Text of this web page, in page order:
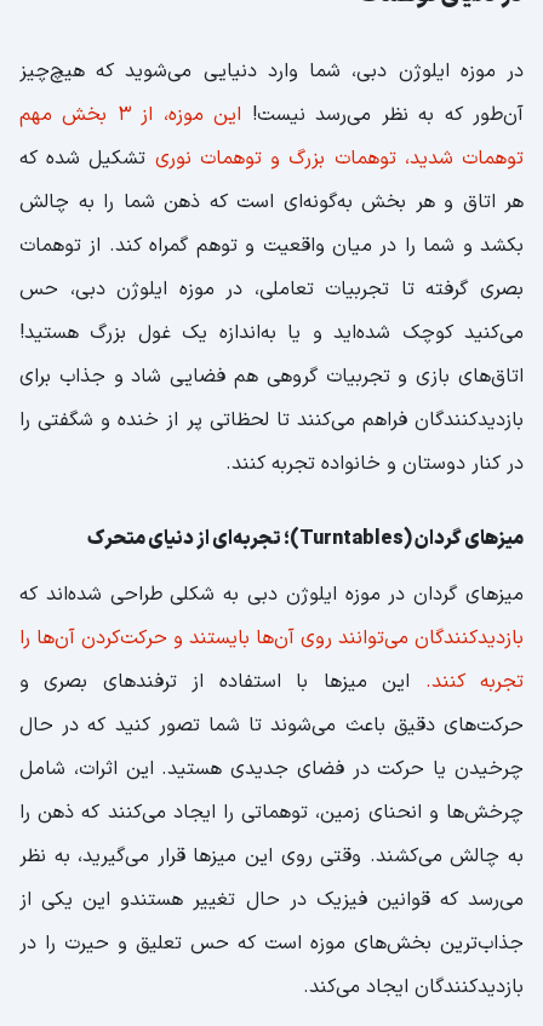
در موزه ایلوژن دبی، شما وارد دنیایی می‌شوید که هیچ‌چیز
آن‌طور که به نظر می‌رسد نیست!
این موزه، از 3 بخش مهم
توهمات شدید، توهمات بزرگ و توهمات نوری تشکیل شده که
هر اتاق و هر بخش به‌گونه‌ای است که ذهن شما را به چالش
بکشد و شما را در میان واقعیت و توهم گمراه کند. از توهمات
بصری گرفته تا تجربیات تعاملی، در موزه ایلوژن دبی، حس
می‌کنید کوچک شده‌اید و یا به‌اندازه یک غول بزرگ هستید!
اتاق‌های بازی و تجربیات گروهی هم فضایی شاد و جذاب برای
بازدیدکنندگان فراهم می‌کنند تا لحظاتی پر از خنده و شگفتی را
در کنار دوستان و خانواده تجربه کنند.
میزهای گردان (Turntables)؛ تجربه‌ای از دنیای متحرک
میزهای گردان در موزه ایلوژن دبی به شکلی طراحی شده‌اند که
بازدیدکنندگان می‌توانند روی آن‌ها بایستند و حرکت‌کردن آن‌ها را
تجربه کنند. این میزها با استفاده از ترفندهای بصری و
حرکت‌های دقیق باعث می‌شوند تا شما تصور کنید که در حال
چرخیدن یا حرکت در فضای جدیدی هستید. این اثرات، شامل
چرخش‌ها و انحنای زمین، توهماتی را ایجاد می‌کنند که ذهن را
به چالش می‌کشند. وقتی روی این میزها قرار می‌گیرید، به نظر
می‌رسد که قوانین فیزیک در حال تغییر هستندو این یکی از
جذاب‌ترین بخش‌های موزه است که حس تعلیق و حیرت را در
بازدیدکنندگان ایجاد می‌کند.